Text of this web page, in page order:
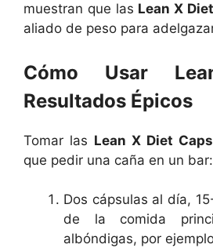
muestran que las Lean X
aliado de peso para
Cómo Usar
Resultados Épicos
Tomar las Lean X Diet
que pedir una caña en un bar:
Dos cápsulas al día,
de la comida
albóndigas, por